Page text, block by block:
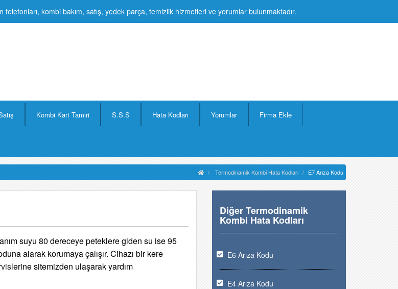
kombi bakım, satış, yedek parça, temizlik hizmetleri ve yorumlar bulunmaktadır.
Kombi Kart Tamiri S.S.S Hata Kodları Yorumlar Firma Ekle
Termodinamik Kombi Hata Kodları E7 Arıza Kodu
suyu 80 dereceye peteklere giden su ise 95
alarak korumaya çalışır. Cihazı bir kere
lerine sitemizden ulaşarak yardım
Diğer Termodinamik
Kombi Hata Kodları
E6 Arıza Kodu
E4 Arıza Kodu